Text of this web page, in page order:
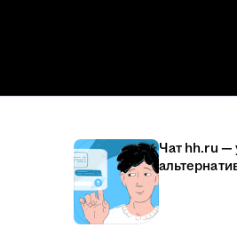
Чат hh.ru —